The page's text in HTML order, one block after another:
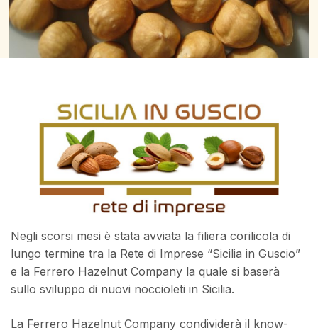
Negli scorsi mesi è stata avviata la filiera corilicola di
lungo termine tra la Rete di Imprese “Sicilia in Guscio”
e la Ferrero Hazelnut Company la quale si baserà
sullo sviluppo di nuovi noccioleti in Sicilia.
La Ferrero Hazelnut Company condividerà il know-